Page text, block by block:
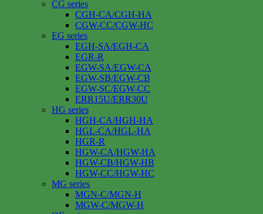
CG series
CGH-CA/CGH-HA
CGW-CC/CGW-HC
EG series
EGH-SA/EGH-CA
EGR-R
EGW-SA/EGW-CA
EGW-SB/EGW-CB
EGW-SC/EGW-CC
ERR15U/ERR30U
HG series
HGH-CA/HGH-HA
HGL-CA/HGL-HA
HGR-R
HGW-CA/HGW-HA
HGW-CB/HGW-HB
HGW-CC/HGW-HC
MG series
MGN-C/MGN-H
MGW-C/MGW-H